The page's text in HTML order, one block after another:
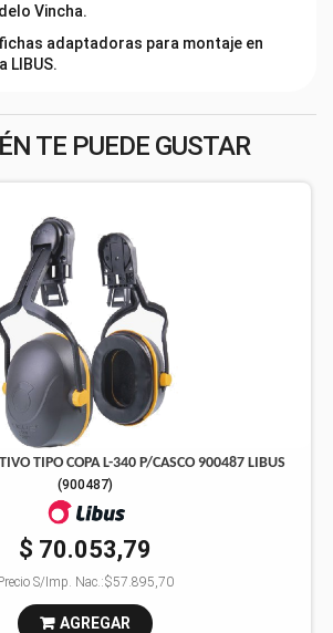
Vincha.
adaptadoras para montaje en
LIBUS.
TE PUEDE GUSTAR
TIPO COPA L-340 P/CASCO 900487 LIBUS
(900487)
$ 70.053,79
S/Imp. Nac.:$57.895,70
AGREGAR